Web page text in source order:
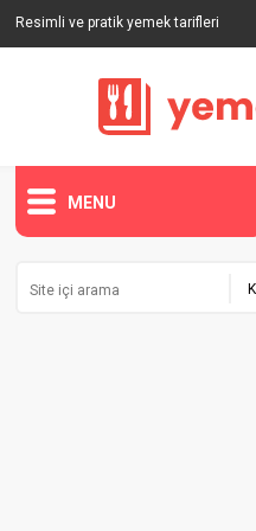
Resimli ve pratik yemek tarifleri
MENU